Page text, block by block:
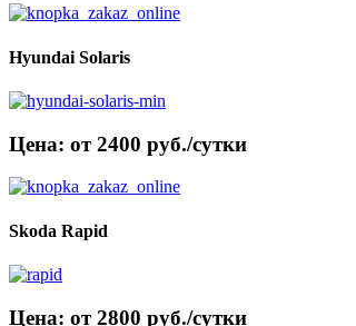
Hyundai Solaris
Цена: от 2400 руб./сутки
Skoda Rapid
Цена: от 2800 руб./сутки